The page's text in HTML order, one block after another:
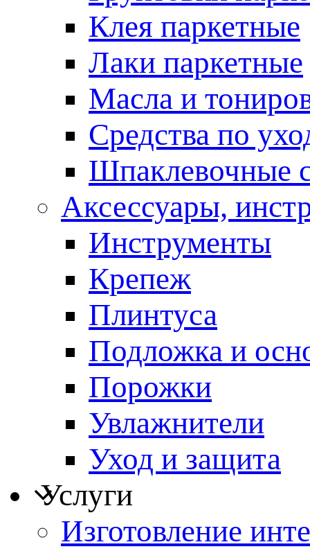
Клея паркетные
Лаки паркетные
Масла и
Средства по
Шпаклевочные
Аксессуары,
Инструменты
Крепеж
Плинтуса
Подложка и
Порожки
Увлажнители
Уход и защита
Услуги
Изготовление